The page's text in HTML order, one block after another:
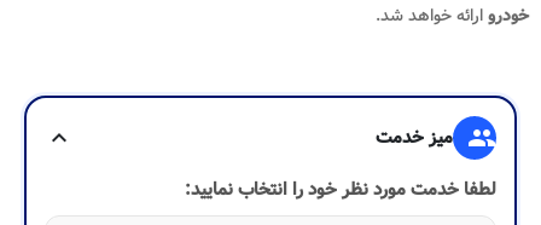
خودروارائه خواهد شد.
group میز خدمت
expand_more
لطفا خدمت مورد نظر خود را انتخاب نمایید: